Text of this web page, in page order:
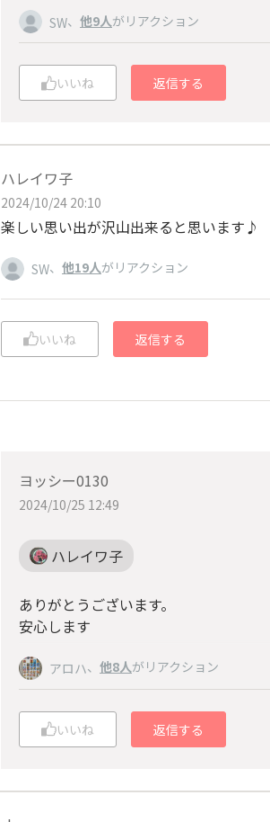
SW、 他9人がリアクション
いいね 返信する
ハレイワ子
2024/10/24 20:10
楽しい思い出が沢山出来ると思います♪
SW、 他19人がリアクション
いいね 返信する
ヨッシー0130
2024/10/25 12:49
ハレイワ子
ありがとうございます。
安心します
アロハ、 他8人がリアクション
いいね 返信する